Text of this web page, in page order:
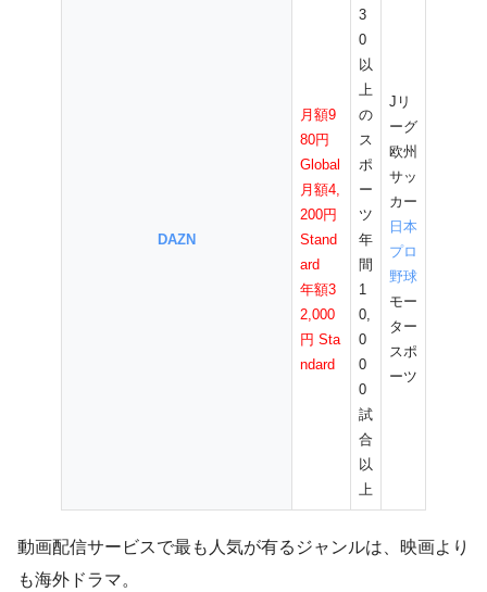
DAZN
月額9
80円
Global
月額4,
200円
Stand
ard
年額3
2,000
円 Sta
ndard
3
0
以
上
の
ス
ポ
ー
ツ
年
間
1
0,
0
0
0
試
合
以
上
Jリ
ーグ
欧州
サッ
カー
日本
プロ
野球
モー
ター
スポ
ーツ
動画配信サービスで最も人気が有るジャンルは、映画より
も海外ドラマ。